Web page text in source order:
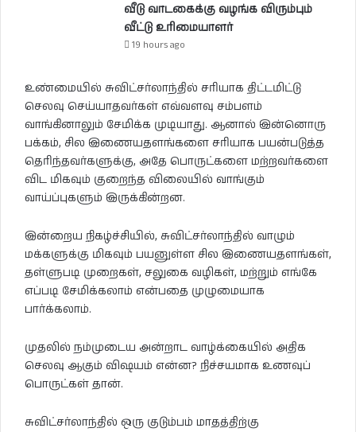
வீடு வாடகைக்கு வழங்க விரும்பும்
வீட்டு உரிமையாளர்
19 hours ago
உண்மையில் சுவிட்சர்லாந்தில் சரியாக திட்டமிட்டு
செலவு செய்யாதவர்கள் எவ்வளவு சம்பளம்
வாங்கினாலும் சேமிக்க முடியாது. ஆனால் இன்னொரு
பக்கம், சில இணையதளங்களை சரியாக பயன்படுத்த
தெரிந்தவர்களுக்கு, அதே பொருட்களை மற்றவர்களை
விட மிகவும் குறைந்த விலையில் வாங்கும்
வாய்ப்புகளும் இருக்கின்றன.
இன்றைய நிகழ்ச்சியில், சுவிட்சர்லாந்தில் வாழும்
மக்களுக்கு மிகவும் பயனுள்ள சில இணையதளங்கள்,
தள்ளுபடி முறைகள், சலுகை வழிகள், மற்றும் எங்கே
எப்படி சேமிக்கலாம் என்பதை முழுமையாக
பார்க்கலாம்.
முதலில் நம்முடைய அன்றாட வாழ்க்கையில் அதிக
செலவு ஆகும் விஷயம் என்ன? நிச்சயமாக உணவுப்
பொருட்கள் தான்.
சுவிட்சர்லாந்தில் ஒரு குடும்பம் மாதத்திற்கு